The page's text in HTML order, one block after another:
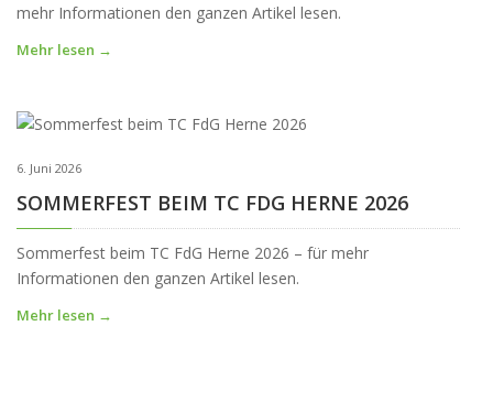
mehr Informationen den ganzen Artikel lesen.
Mehr lesen →
6. Juni 2026
SOMMERFEST BEIM TC FDG HERNE 2026
Sommerfest beim TC FdG Herne 2026 – für mehr
Informationen den ganzen Artikel lesen.
Mehr lesen →